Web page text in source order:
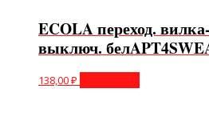
ECOLA переход.
выключ.
138,00₽